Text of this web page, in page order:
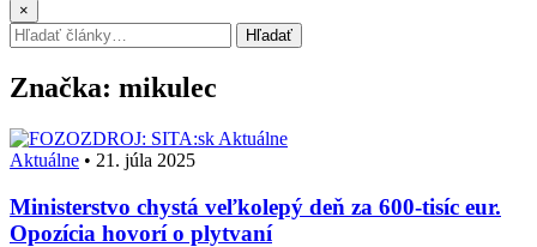
×
Hľadať: Hľadať
Značka: mikulec
Aktuálne
Aktuálne • 21. júla 2025
Ministerstvo chystá veľkolepý deň za 600-tisíc eur.
Opozícia hovorí o plytvaní